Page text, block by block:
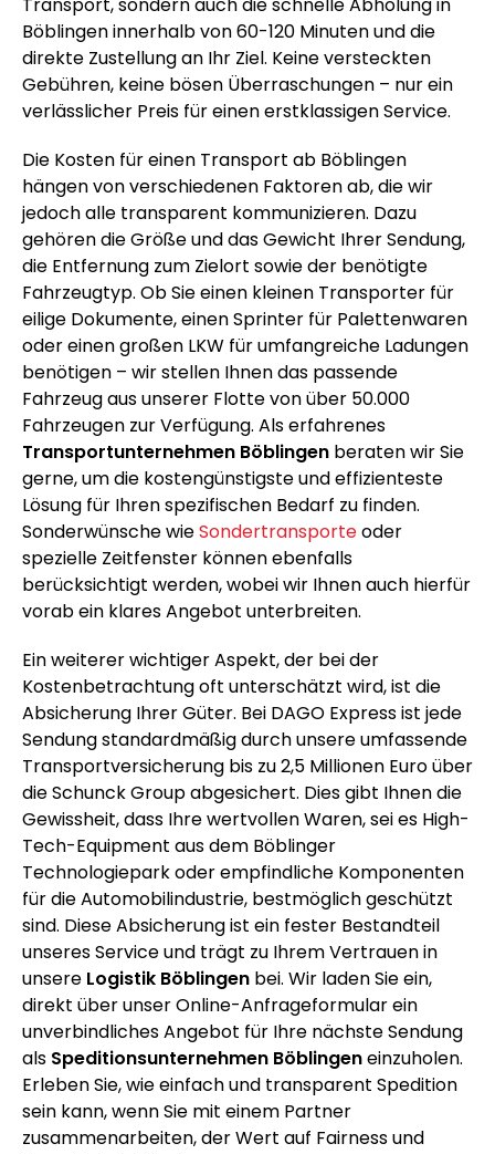
Böblingen innerhalb von 60-120 Minuten und die
direkte Zustellung an Ihr Ziel. Keine versteckten
Gebühren, keine bösen Überraschungen – nur ein
verlässlicher Preis für einen erstklassigen Service.
Die Kosten für einen Transport ab Böblingen
hängen von verschiedenen Faktoren ab, die wir
jedoch alle transparent kommunizieren. Dazu
gehören die Größe und das Gewicht Ihrer Sendung,
die Entfernung zum Zielort sowie der benötigte
Fahrzeugtyp. Ob Sie einen kleinen Transporter für
eilige Dokumente, einen Sprinter für Palettenwaren
oder einen großen LKW für umfangreiche Ladungen
benötigen – wir stellen Ihnen das passende
Fahrzeug aus unserer Flotte von über 50.000
Fahrzeugen zur Verfügung. Als erfahrenes
Transportunternehmen Böblingen beraten wir Sie
gerne, um die kostengünstigste und effizienteste
Lösung für Ihren spezifischen Bedarf zu finden.
Sonderwünsche wieSondertransporteoder
spezielle Zeitfenster können ebenfalls
berücksichtigt werden, wobei wir Ihnen auch hierfür
vorab ein klares Angebot unterbreiten.
Ein weiterer wichtiger Aspekt, der bei der
Kostenbetrachtung oft unterschätzt wird, ist die
Absicherung Ihrer Güter. Bei DAGO Express ist jede
Sendung standardmäßig durch unsere umfassende
Transportversicherung bis zu 2,5 Millionen Euro über
die Schunck Group abgesichert. Dies gibt Ihnen die
Gewissheit, dass Ihre wertvollen Waren, sei es High-
Tech-Equipment aus dem Böblinger
Technologiepark oder empfindliche Komponenten
für die Automobilindustrie, bestmöglich geschützt
sind. Diese Absicherung ist ein fester Bestandteil
unseres Service und trägt zu Ihrem Vertrauen in
unsere Logistik Böblingen bei. Wir laden Sie ein,
direkt über unser Online-Anfrageformular ein
unverbindliches Angebot für Ihre nächste Sendung
als Speditionsunternehmen Böblingeneinzuholen.
Erleben Sie, wie einfach und transparent Spedition
sein kann, wenn Sie mit einem Partner
zusammenarbeiten, der Wert auf Fairness und